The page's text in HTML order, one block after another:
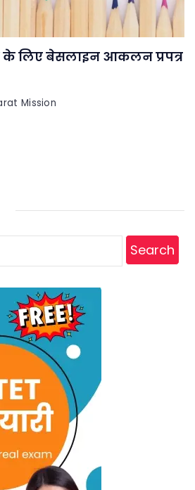
के लिए बेसलाइन आकलन प्रपत्र
Mission